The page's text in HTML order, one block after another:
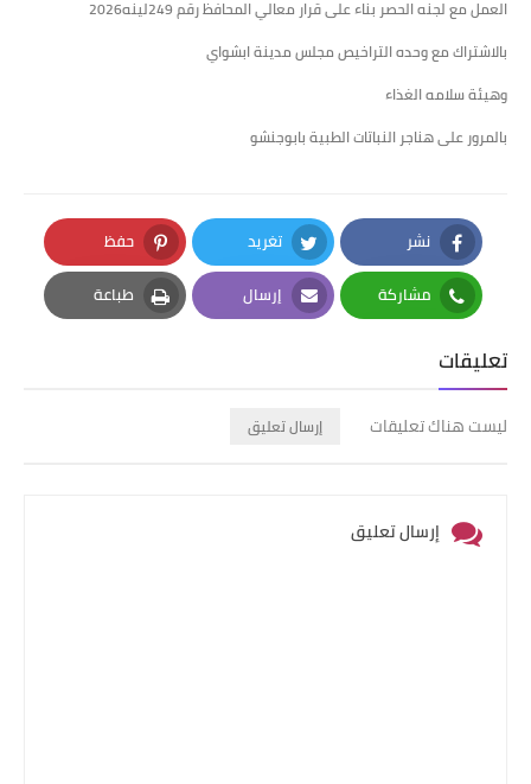
العمل مع لجنه الحصر بناء على قرار معالي المحافظ رقم 249لينه2026
بالاشتراك مع وحده التراخيص مجلس مدينة ابشواي
وهيئة سلامه الغذاء
بالمرور على هناجر النباتات الطبية بابوجنشو
نشر
Facebook
تغريد
Twitter
حفظ
Pinterest
مشاركة
Whatsapp
إرسال
Email
طباعة
Print
تعليقات
ليست هناك تعليقات إرسال تعليق
إرسال تعليق